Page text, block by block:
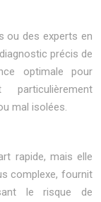
ou des experts en
précis de
optimale pour
mal isolées.
rapide, mais elle
complexe, fournit
le risque de